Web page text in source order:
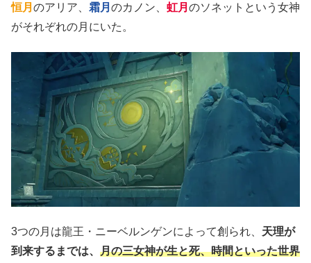
恒月 のアリア、 霜月 のカノン、 虹月 のソネットという女神
がそれぞれの月にいた。
3つの月は龍王・ニーベルンゲンによって創られ、 天理が
到来するまでは、 月の三女神が生と死、時間といった世界